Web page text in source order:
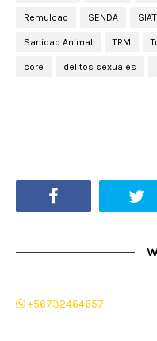
Remulcao SENDA SIAT
Sanidad Animal TRM
core delitos sexuales
+56732464657